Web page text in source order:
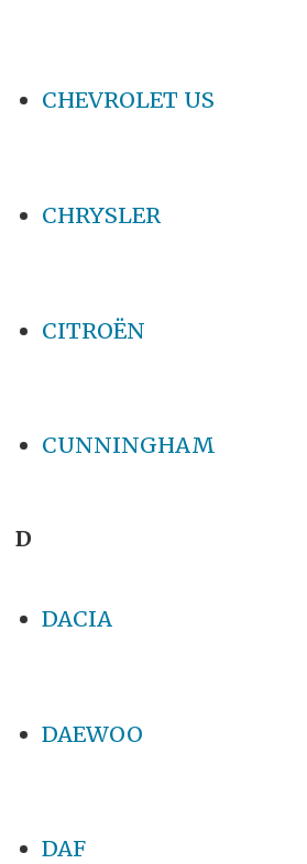
CHEVROLET US
CHRYSLER
CITROËN
CUNNINGHAM
D
DACIA
DAEWOO
DAF